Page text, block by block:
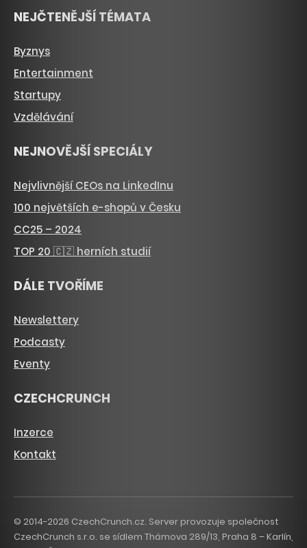
NEJČTENĚJŠÍ TÉMATA
Byznys
Entertainment
Startupy
Vzdělávání
NEJNOVĚJŠÍ SPECIÁLY
Nejvlivnější CEOs na LinkedInu
100 největších e-shopů v Česku
CC25 – 2024
TOP 20 🇨🇿 herních studií
DÁLE TVOŘÍME
Newslettery
Podcasty
Eventy
CZECHCRUNCH
Inzerce
Kontakt
© 2014-2026 CzechCrunch.cz. Server provozuje společnost
CzechCrunch s.r.o. se sídlem Thámova 289/13, Praha 8 – Karlín,